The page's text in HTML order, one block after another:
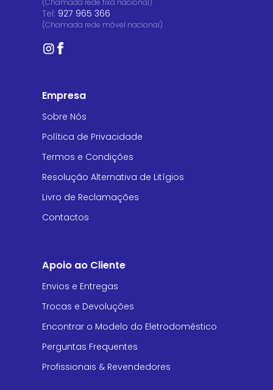
(Chamada rede fixa nacional)
Tel: 927 965 366
(Chamada rede móvel nacional)
Empresa
Sobre Nós
Política de Privacidade
Termos e Condições
Resolução Alternativa de Litígios
Livro de Reclamações
Contactos
Apoio ao Cliente
Envios e Entregas
Trocas e Devoluções
Encontrar o Modelo do Eletrodoméstico
Perguntas Frequentes
Profissionais & Revendedores